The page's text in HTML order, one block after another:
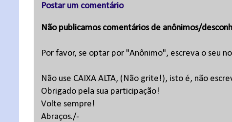
Postar um comentário
Não publicamos comentários de anônimos/
Por favor, se optar por "Anônimo", escreva o seu
Não use CAIXA ALTA, (Não grite!), isto é, não
Obrigado pela sua participação!
Volte sempre!
Abraços./-